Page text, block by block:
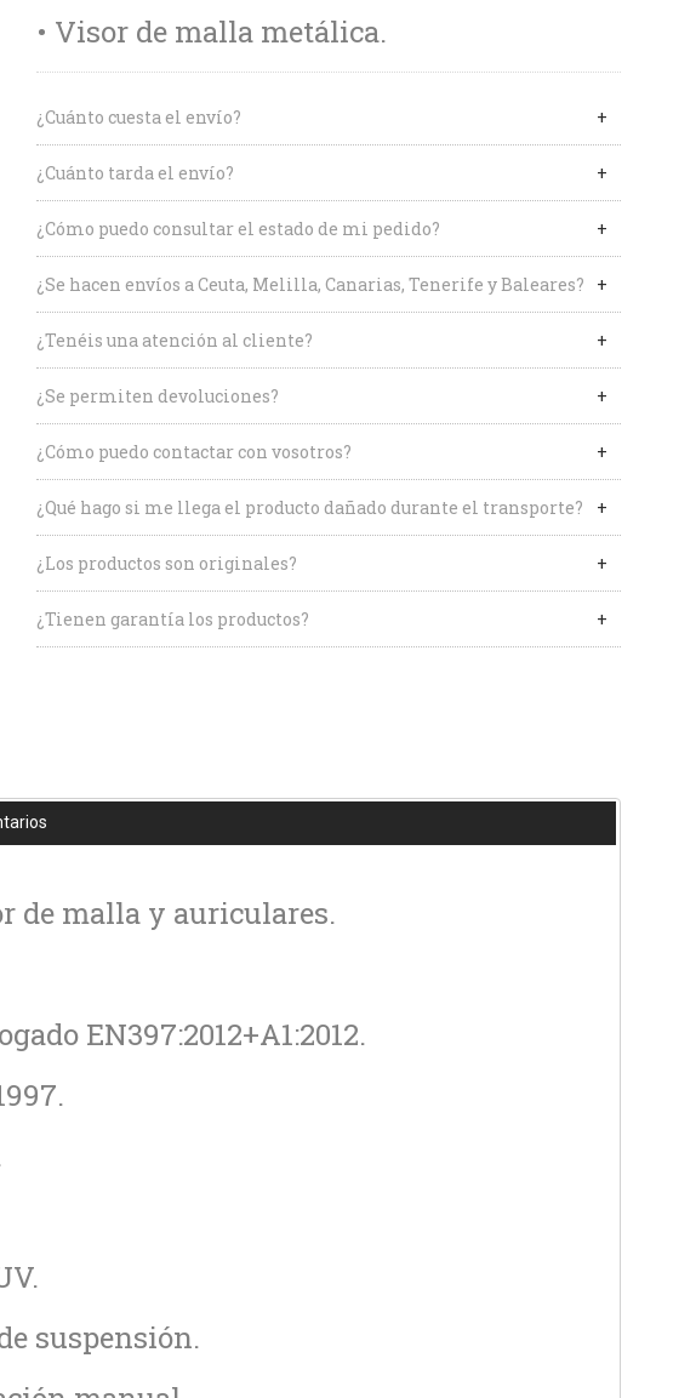
• Visor de malla metálica.
¿Cuánto cuesta el envío?
¿Cuánto tarda el envío?
¿Cómo puedo consultar el estado de mi pedido?
¿Se hacen envíos a Ceuta, Melilla, Canarias, Tenerife y Baleares?
¿Tenéis una atención al cliente?
¿Se permiten devoluciones?
¿Cómo puedo contactar con vosotros?
¿Qué hago si me llega el producto dañado durante el transporte?
¿Los productos son originales?
¿Tienen garantía los productos?
de malla y auriculares.
EN397:2012+A1:2012.
suspensión.